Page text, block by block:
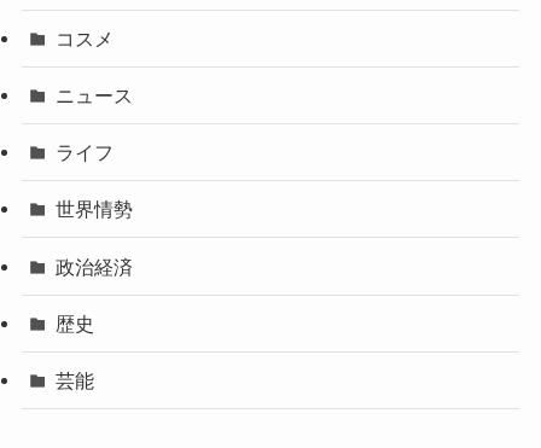
コスメ
ニュース
ライフ
世界情勢
政治経済
歴史
芸能